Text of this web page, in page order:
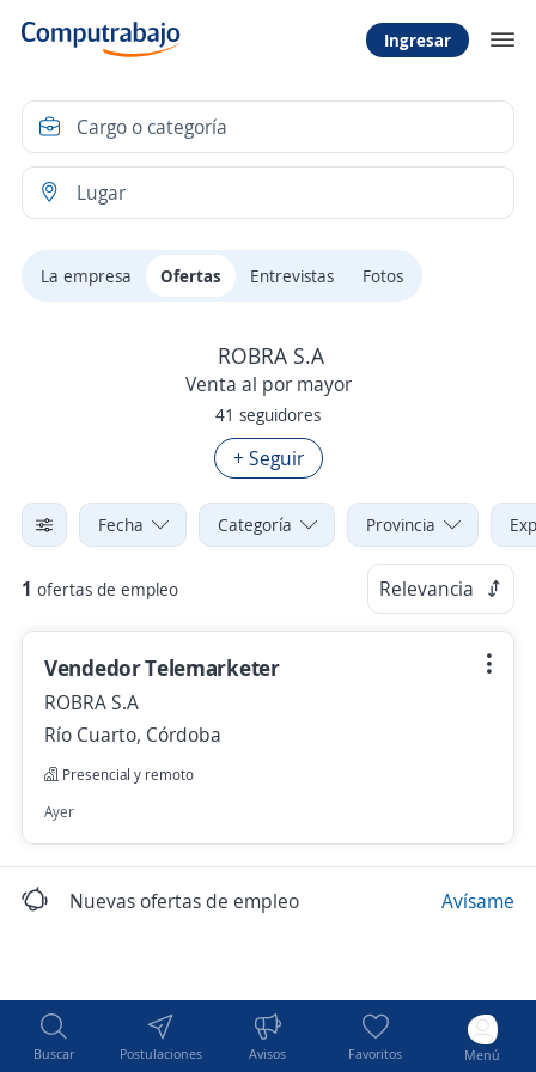
Ingresar
Buscar Postulaciones Avisos Favoritos Menú
La empresa Ofertas Entrevistas Fotos
ROBRA S.A
Venta al por mayor
41 seguidores
+ Seguir
Fecha Categoría Provincia
1 ofertas de empleo Relevancia
Vendedor Telemarketer
ROBRA S.A
Río Cuarto, Córdoba
Presencial y remoto
Ayer
Nuevas ofertas de empleo Avísame